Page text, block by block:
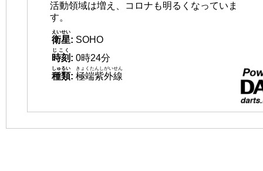
活動領域は増え、コロナも明るくなっていま
す。
衛星
えいせい
: SOHO
時刻
じこく
: 0時24分
種類
しゅるい
: 極端紫外線
きょくたんしがいせん